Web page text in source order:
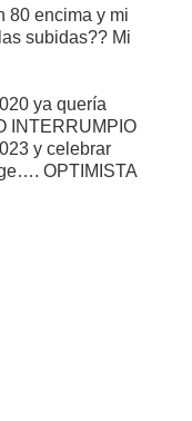
80 encima y mi
subidas?? Mi
ya quería
INTERRUMPIO
y celebrar
OPTIMISTA